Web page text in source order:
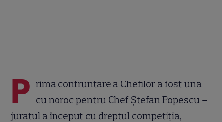
P rima confruntare a Chefilor a fost una
cu noroc pentru Chef Ștefan Popescu –
juratul a început cu dreptul competiția,